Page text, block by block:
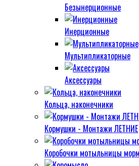
Безынерционные
Инерционные
Мультипликаторные
Аксессуары
Кольца, наконечники
Кормушки - Монтажи ЛЕТНИЕ
Коробочки мотыльницы